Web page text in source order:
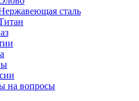
сталь
на вопросы